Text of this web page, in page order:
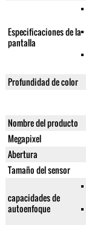
Especificaciones de la
pantalla
Profundidad de color
Nombre del producto
Megapixel
Abertura
Tamaño del sensor
capacidades de
autoenfoque